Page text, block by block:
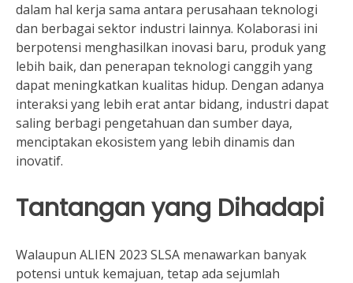
dalam hal kerja sama antara perusahaan teknologi
dan berbagai sektor industri lainnya. Kolaborasi ini
berpotensi menghasilkan inovasi baru, produk yang
lebih baik, dan penerapan teknologi canggih yang
dapat meningkatkan kualitas hidup. Dengan adanya
interaksi yang lebih erat antar bidang, industri dapat
saling berbagi pengetahuan dan sumber daya,
menciptakan ekosistem yang lebih dinamis dan
inovatif.
Tantangan yang Dihadapi
Walaupun ALIEN 2023 SLSA menawarkan banyak
potensi untuk kemajuan, tetap ada sejumlah